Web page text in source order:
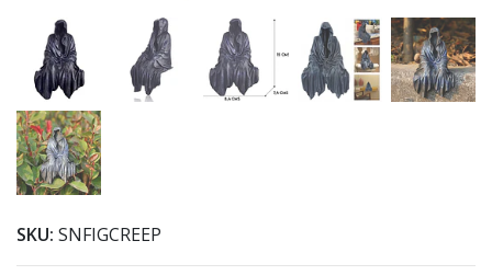
SKU: SNFIGCREEP